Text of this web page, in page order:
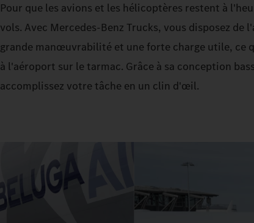
Pour que les avions et les hélicoptères restent à
vols. Avec Mercedes‑Benz Trucks, vous disposez
grande manœuvrabilité et une forte charge utile, ce
à l'aéroport sur le tarmac. Grâce à sa conception
accomplissez votre tâche en un clin d'œil.